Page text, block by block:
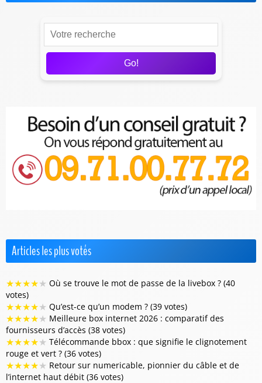
Go!
Articles les plus votés
★★★★★ Où se trouve le mot de passe de la livebox ? (40
votes)
★★★★★ Qu’est-ce qu’un modem ? (39 votes)
★★★★★ Meilleure box internet 2026 : comparatif des
fournisseurs d’accès (38 votes)
★★★★★ Télécommande bbox : que signifie le clignotement
rouge et vert ? (36 votes)
★★★★★ Retour sur numericable, pionnier du câble et de
l’internet haut débit (36 votes)